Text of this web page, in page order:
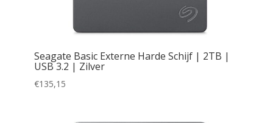
Seagate Basic Externe Harde Schijf | 2TB |
USB 3.2 | Zilver
€135,15